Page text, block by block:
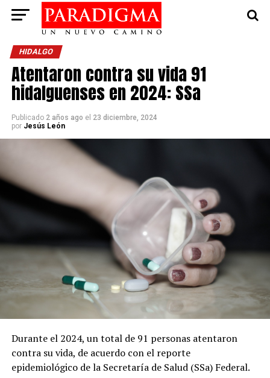
HIDALGO
Atentaron contra su vida 91
hidalguenses en 2024: SSa
Publicado 2 años ago el 23 diciembre, 2024
por Jesús León
Durante el 2024, un total de 91 personas atentaron
contra su vida, de acuerdo con el reporte
epidemiológico de la Secretaría de Salud (SSa) Federal.